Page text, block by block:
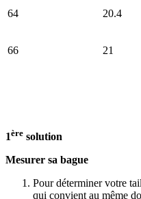
64 20.4
66 21
1ère solution
Mesurer sa bague
Pour déterminer votre
qui convient au même